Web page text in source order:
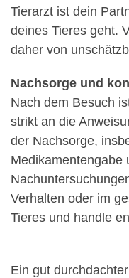
Tierarzt ist dein
deines Tieres geht.
daher von
Nachsorge und
Nach dem Besuch
strikt an die
der Nachsorge,
Medikamentengabe
Verhalten oder im
Tieres und handle
Ein gut